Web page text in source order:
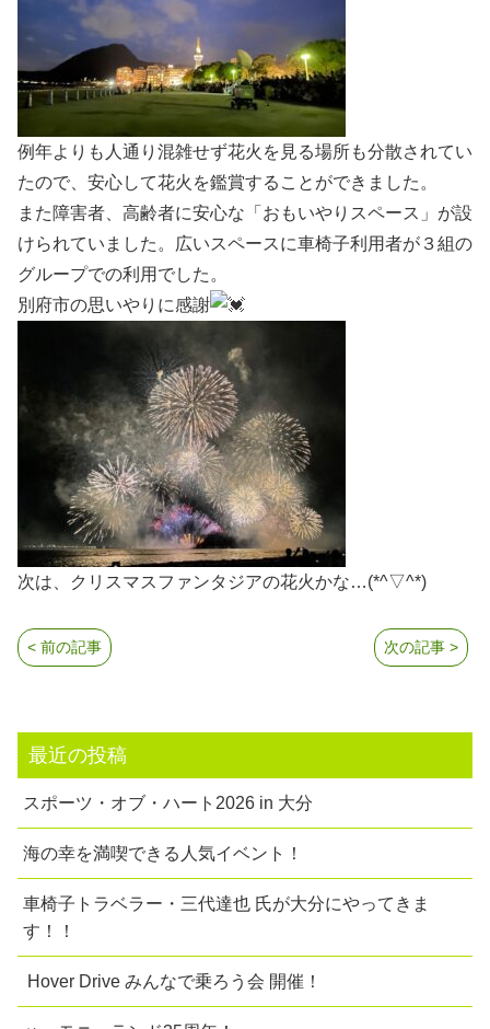
例年よりも人通り混雑せず花火を見る場所も分散されてい
たので、安心して花火を鑑賞することができました。
また障害者、高齢者に安心な「おもいやりスペース」が設
けられていました。広いスペースに車椅子利用者が３組の
グループでの利用でした。
別府市の思いやりに感謝
次は、クリスマスファンタジアの花火かな…(*^▽^*)
次の記事 >
< 前の記事
最近の投稿
スポーツ・オブ・ハート2026 in 大分
海の幸を満喫できる人気イベント！
車椅子トラベラー・三代達也 氏が大分にやってきま
す！！
Hover Drive みんなで乗ろう会 開催！